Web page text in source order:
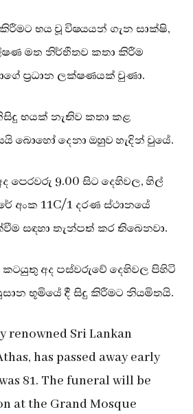
භය වූ විෂයයන් ගැන සාක්ෂි,
මත නිර්භීතව කතා කිරීම
ප්‍රධාන ලක්ෂණයක් වුණා.
භයක් නැතිව කතා කළ
බොහෝ දෙනා ඔහුව හැදින් වුයේ.
පෙරවරු 9.00 සිට දෙහිවල, හිල්
අංක 11C/1 දරණ ස්ථානයේ
සඳහා තැන්පත් කර තිබෙනවා.
අද පස්වරුවේ දෙහිවල පිහිටි
භූමියේ දී සිදු කිරීමට නියමිතයි.
renowned Sri Lankan
has passed away early
81. The funeral will be
at the Grand Mosque